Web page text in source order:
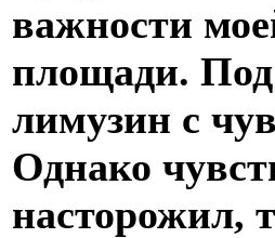
важности
площади.
лимузин с
Однако
насторожил,